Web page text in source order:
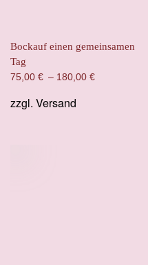
Bockauf einen gemeinsamen
Tag
75,00 € – 180,00 €
zzgl. Versand